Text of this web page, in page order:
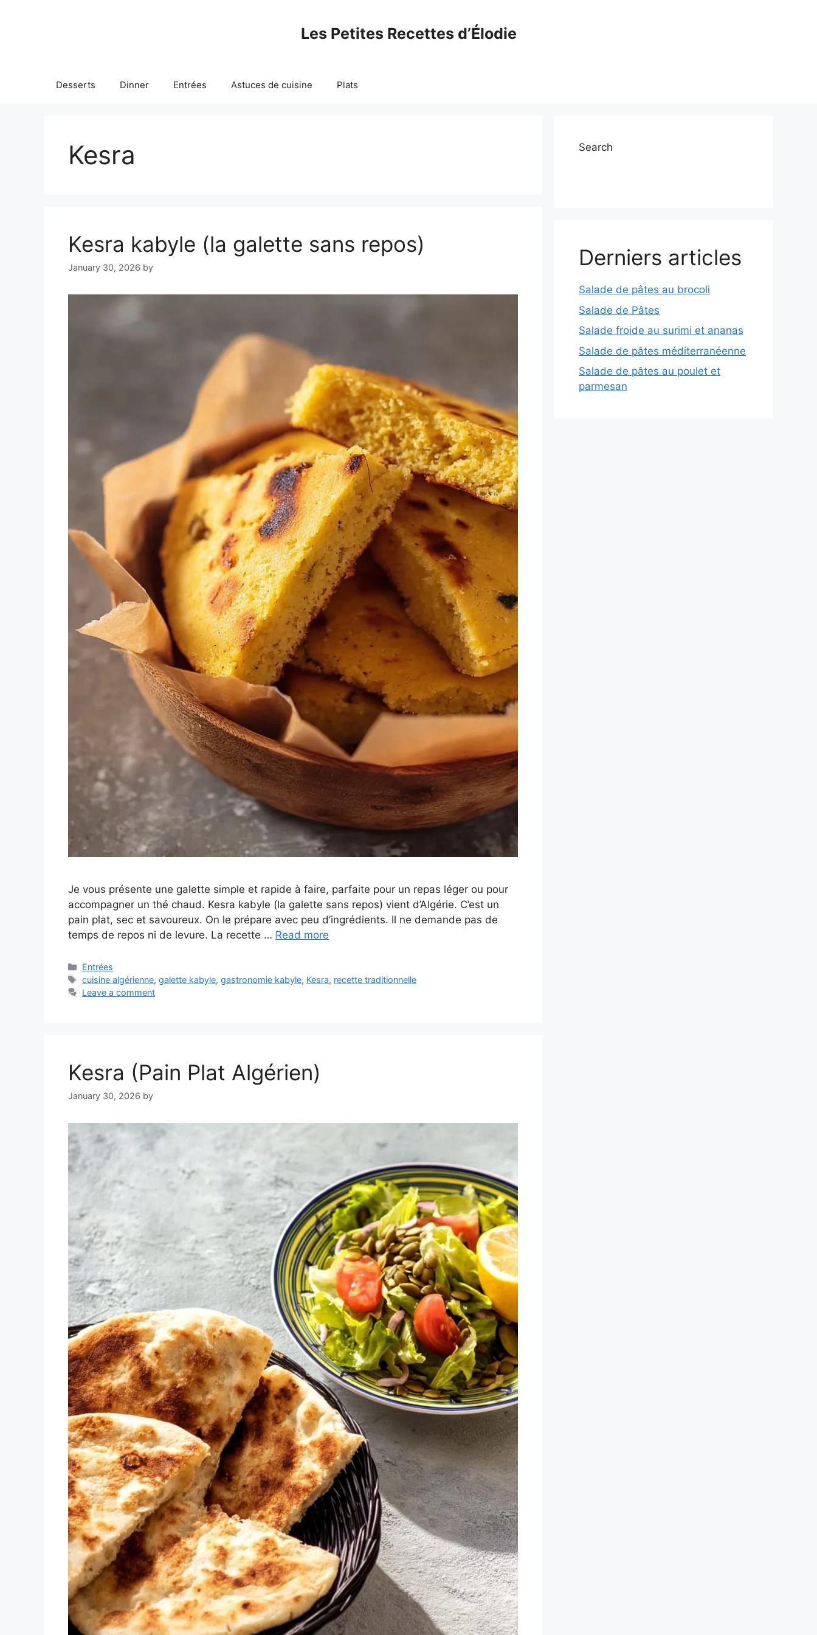
Les Petites Recettes d’Élodie
Desserts Dinner Entrées Astuces de cuisine Plats
Kesra
Kesra kabyle (la galette sans repos)
January 30, 2026 by
Je vous présente une galette simple et rapide à faire, parfaite pour un repas léger ou pour
accompagner un thé chaud. Kesra kabyle (la galette sans repos) vient d’Algérie. C’est un
pain plat, sec et savoureux. On le prépare avec peu d’ingrédients. Il ne demande pas de
temps de repos ni de levure. La recette … Read more
Categories
Entrées
Tags
cuisine algérienne,galette kabyle,gastronomie kabyle, Kesra, recette traditionnelle
Leave a comment
Kesra (Pain Plat Algérien)
January 30, 2026 by
Search
Derniers articles
Salade de pâtes au brocoli
Salade de Pâtes
Salade froide au surimi et ananas
Salade de pâtes méditerranéenne
Salade de pâtes au poulet et
parmesan